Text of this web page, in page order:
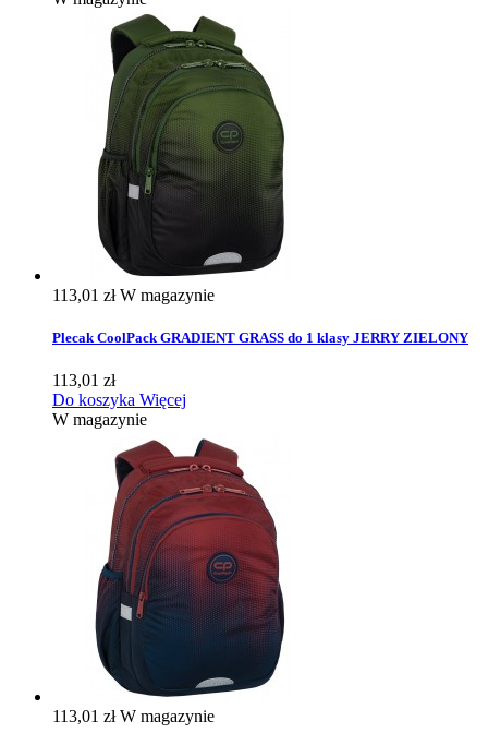
113,01 złW magazynie
Plecak CoolPack GRADIENT GRASS do 1 klasy JERRY ZIELONY
113,01 zł
Do koszyka Więcej
W magazynie
113,01 złW magazynie